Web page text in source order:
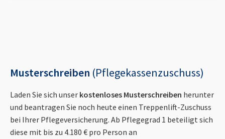
Musterschreiben (Pflegekassenzuschuss)
Laden Sie sich unser kostenloses Musterschreiben herunter
und beantragen Sie noch heute einen Treppenlift-Zuschuss
bei Ihrer Pflegeversicherung. Ab Pflegegrad 1 beteiligt sich
diese mit bis zu 4.180 € pro Person an